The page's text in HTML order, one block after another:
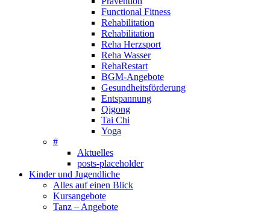
Functional Fitness
Rehabilitation
Rehabilitation
Reha Herzsport
Reha Wasser
RehaRestart
BGM-Angebote
Gesundheitsförderung
Entspannung
Qigong
Tai Chi
Yoga
#
Aktuelles
posts-placeholder
Kinder und Jugendliche
Alles auf einen Blick
Kursangebote
Tanz – Angebote